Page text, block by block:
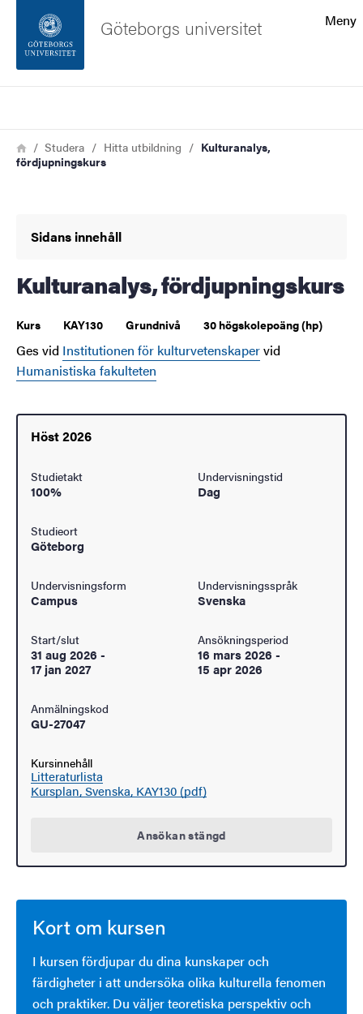
Sidfoten
Om webbplatsen
Meny
Göteborgs universitet
Länkstig
HemStudera Hitta utbildning
Kulturanalys,
fördjupningskurs
Sidans innehåll
Kulturanalys, fördjupningskurs
Kurs KAY130 Grundnivå 30 högskolepoäng (hp)
Ges vid Institutionen för kulturvetenskapervid
Humanistiska fakulteten
Höst 2026
Studietakt
100%
Undervisningstid
Dag
Studieort
Göteborg
Undervisningsform
Campus
Undervisningsspråk
Svenska
Start/slut
31 aug 2026 -
17 jan 2027
Ansökningsperiod
16 mars 2026 -
15 apr 2026
Anmälningskod
GU-27047
Kursinnehåll
Litteraturlista
Kursplan, Svenska, KAY130 (pdf)
Ansökan stängd
Kort om kursen
I kursen fördjupar du dina kunskaper och
färdigheter i att undersöka olika kulturella fenomen
och praktiker. Du väljer teoretiska perspektiv och